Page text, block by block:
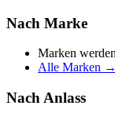
Nach Marke
Marken
Alle Marken →
Nach Anlass